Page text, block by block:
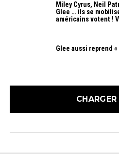
Miley Cyrus, Neil
Glee … ils se
américains votent !
Glee aussi reprend «